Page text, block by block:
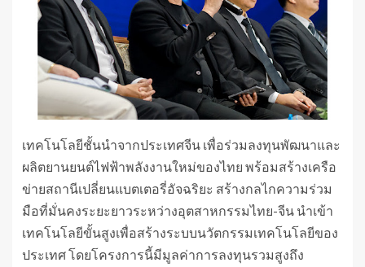
เทคโนโลยีชั้นนำจากประเทศจีน เพื่อร่วมลงทุนพัฒนาและ
ผลิตยานยนต์ไฟฟ้าพลังงานใหม่ของไทย พร้อมสร้างเครือ
ข่ายสถานีเปลี่ยนแบตเตอรี่อัจฉริยะ สร้างกลไกความร่วม
มือที่มั่นคงระยะยาวระหว่างอุตสาหกรรมไทย-จีน นำเข้า
เทคโนโลยีขั้นสูงเพื่อสร้างระบบนวัตกรรมเทคโนโลยีของ
ประเทศ โดยโครงการนี้มีมูลค่าการลงทุนรวมสูงถึง